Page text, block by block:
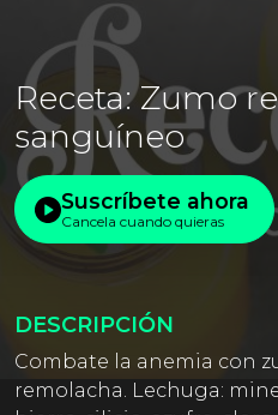
Receta: Zumo
sanguíneo
Suscríbete ahora
Cancela cuando quieras
DESCRIPCIÓN
Combate la anemia con
remolacha. Lechuga: